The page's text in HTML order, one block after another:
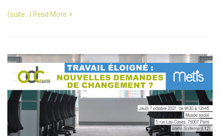
(suite…) Read More